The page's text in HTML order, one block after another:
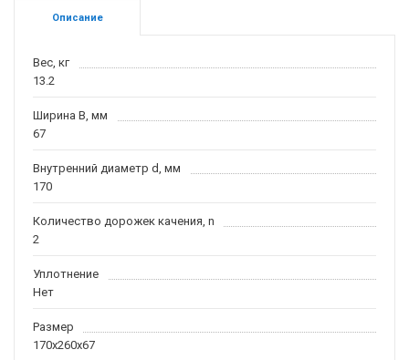
Описание
Вес, кг
13.2
Ширина B, мм
67
Внутренний диаметр d, мм
170
Количество дорожек качения, n
2
Уплотнение
Нет
Размер
170x260x67